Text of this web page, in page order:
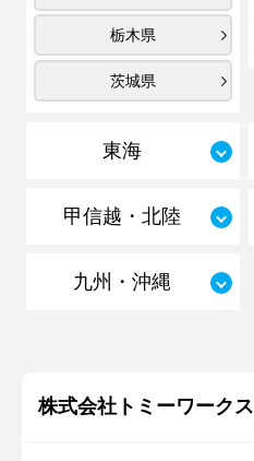
栃木県
茨城県
東海
甲信越・北陸
九州・沖縄
株式会社トミーワークス